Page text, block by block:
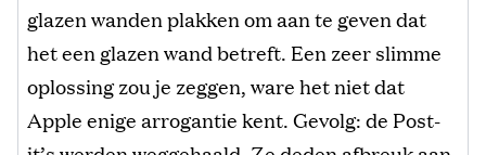
glazen wanden plakken om aan te geven dat
het een glazen wand betreft. Een zeer slimme
oplossing zou je zeggen, ware het niet dat
Apple enige arrogantie kent. Gevolg: de Post-